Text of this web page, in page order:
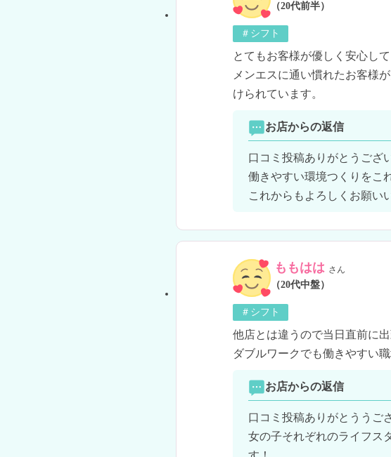
（20代前半）
＃シフト
とてもお客様が優しく安心して
メンエスに通い慣れたお客様
けられています。
お店からの返信
口コミ投稿ありがとうござ
働きやすい環境つくりをこ
これからもよろしくお願い
ももはは さん
（20代中盤）
＃シフト
他店とは違うので当日直前に
ダブルワークでも働きやす
お店からの返信
口コミ投稿ありがとううご
女の子それぞれのライフス